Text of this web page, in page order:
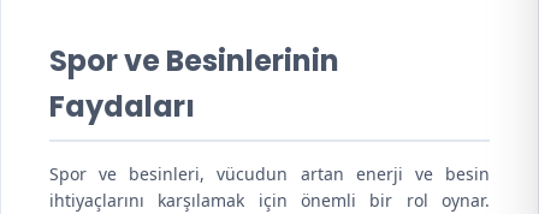
Spor ve Besinlerinin
Faydaları
Spor ve besinleri, vücudun artan enerji ve besin
ihtiyaçlarını karşılamak için önemli bir rol oynar.